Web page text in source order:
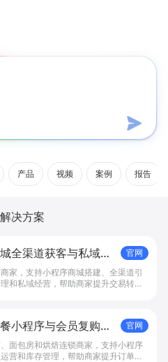
产品 视频 案例 报告
决方案
全渠道获客与私域复
官网
家，支持小程序商城搭建、全渠道引
和私域经营，帮助商家提升交易转化
小程序与会员复购工
官网
面包房和烘焙连锁商家，支持小程序
营和库存管理，帮助商家提升订单转